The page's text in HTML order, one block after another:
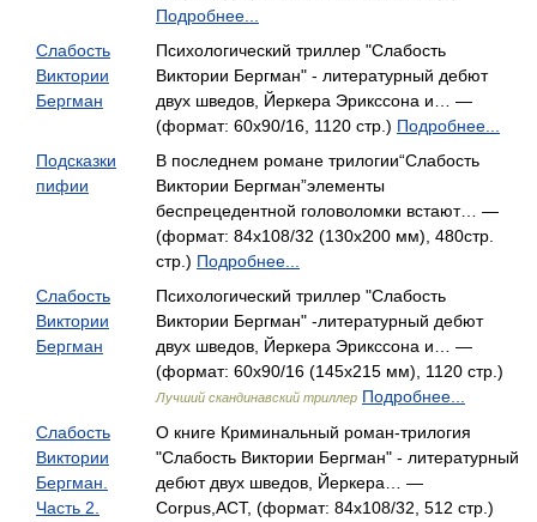
Подробнее...
Слабость
Виктории
Бергман
Психологический триллер "Слабость
Виктории Бергман" - литературный дебют
двух шведов, Йеркера Эрикссона и… —
(формат: 60x90/16, 1120 стр.) Подробнее...
Подсказки
пифии
В последнем романе трилогии“Слабость
Виктории Бергман”элементы
беспрецедентной головоломки встают… —
(формат: 84x108/32 (130х200 мм), 480стр.
стр.) Подробнее...
Слабость
Виктории
Бергман
Психологический триллер "Слабость
Виктории Бергман" -литературный дебют
двух шведов, Йеркера Эрикссона и… —
(формат: 60x90/16 (145х215 мм), 1120 стр.)
Лучший скандинавский триллер Подробнее...
Слабость
Виктории
Бергман.
Часть 2.
О книге Криминальный роман-трилогия
"Слабость Виктории Бергман" - литературный
дебют двух шведов, Йеркера… —
Corpus,АСТ, (формат: 84x108/32, 512 стр.)